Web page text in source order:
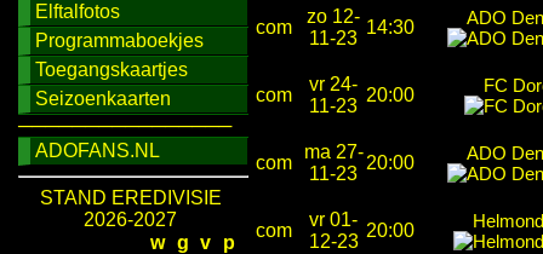
Elftalfotos
Programmaboekjes
Toegangskaartjes
Seizoenkaarten
────────────────
ADOFANS.NL
STAND EREDIVISIE
2026-2027
w g v
p
com
zo 12-
11-23
14:30 ADO
com
vr 24-
11-23
20:00 FC
com
ma 27-
11-23
20:00 ADO
com
vr 01-
12-23
20:00